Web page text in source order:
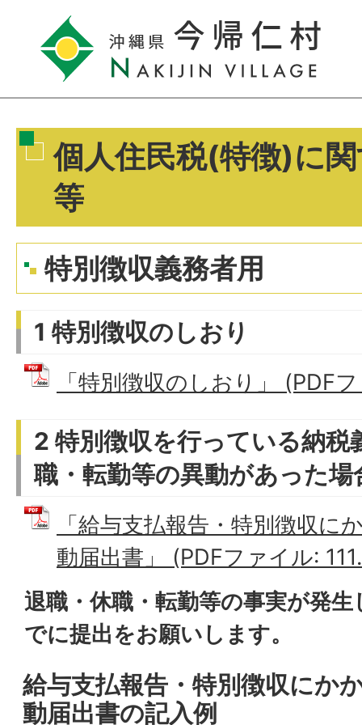
個人住民税(特徴)に
等
特別徴収義務者用
1 特別徴収のしおり
「特別徴収のしおり」 (PDF
2 特別徴収を行っている納税
職・転勤等の異動があった場
「給与支払報告・特別徴収に
動届出書」 (PDFファイル:
退職・休職・転勤等の事実が発
でに提出をお願いします。
給与支払報告・特別徴収にか
動届出書の記入例